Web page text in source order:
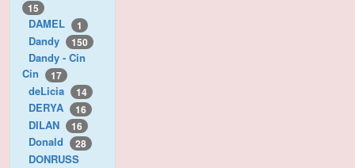
15
DAMEL 1
Dandy 150
Dandy - Cin
Cin
17
deLicia 14
DERYA 16
DILAN 16
Donald 28
DONRUSS